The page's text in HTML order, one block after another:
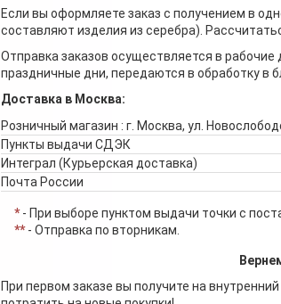
Если вы оформляете заказ с получением в
составляют изделия из серебра).
Отправка заказов осуществляется в
праздничные дни, передаются в обработку в
Доставка в Москва:
Розничный магазин : г. Москва, ул.
Пункты выдачи СДЭК
Интеграл (Курьерская доставка)
Почта России
*- При выборе пунктом выдачи точки с
**- Отправка по вторникам.
При первом заказе вы получите на